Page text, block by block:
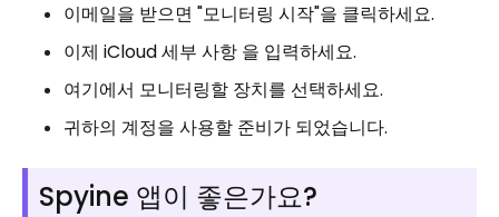
이메일을 받으면 "모니터링 시작"을 클릭하세요.
이제 iCloud 세부 사항 을 입력하세요.
여기에서 모니터링할 장치를 선택하세요.
귀하의 계정을 사용할 준비가 되었습니다.
Spyine 앱이 좋은가요?